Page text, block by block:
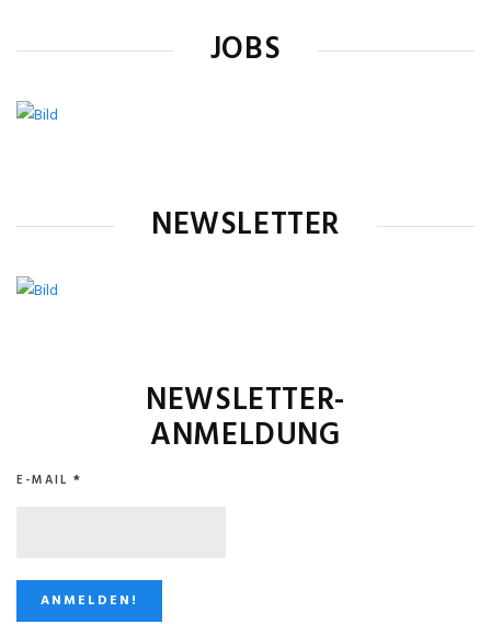
JOBS
NEWSLETTER
NEWSLETTER-
ANMELDUNG
E-MAIL *